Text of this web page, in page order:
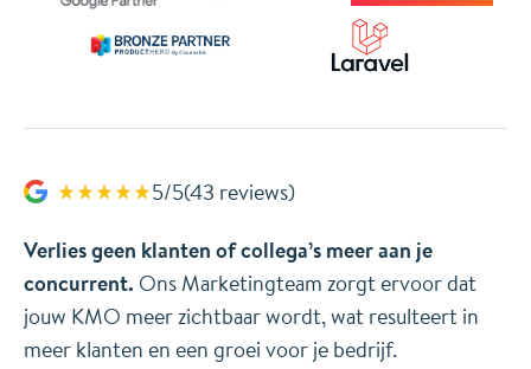
5/5(43 reviews)
Verlies geen klanten of collega’s meer aan je
concurrent. Ons Marketingteam zorgt ervoor dat
jouw KMO meer zichtbaar wordt, wat resulteert in
meer klanten en een groei voor je bedrijf.